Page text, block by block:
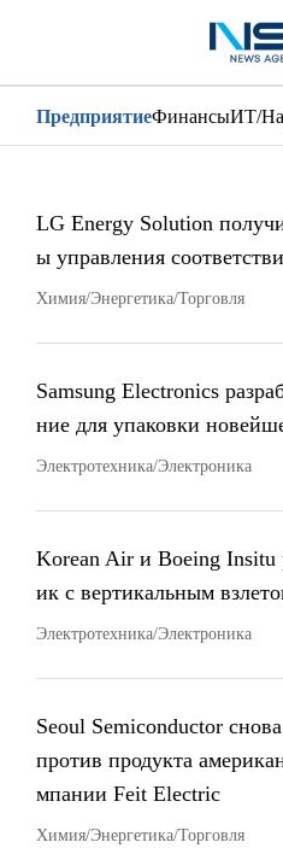
ПредприятиеФинансыИТ/
LG Energy Solution
ы управления
Химия/Энергетика/Торговля
Samsung Electronics
ние для упаковки
Электротехника/Электроника
Korean Air и Boeing Insitu
ик с вертикальным
Электротехника/Электроника
Seoul Semiconductor
против продукта
мпании Feit Electric
Химия/Энергетика/Торговля